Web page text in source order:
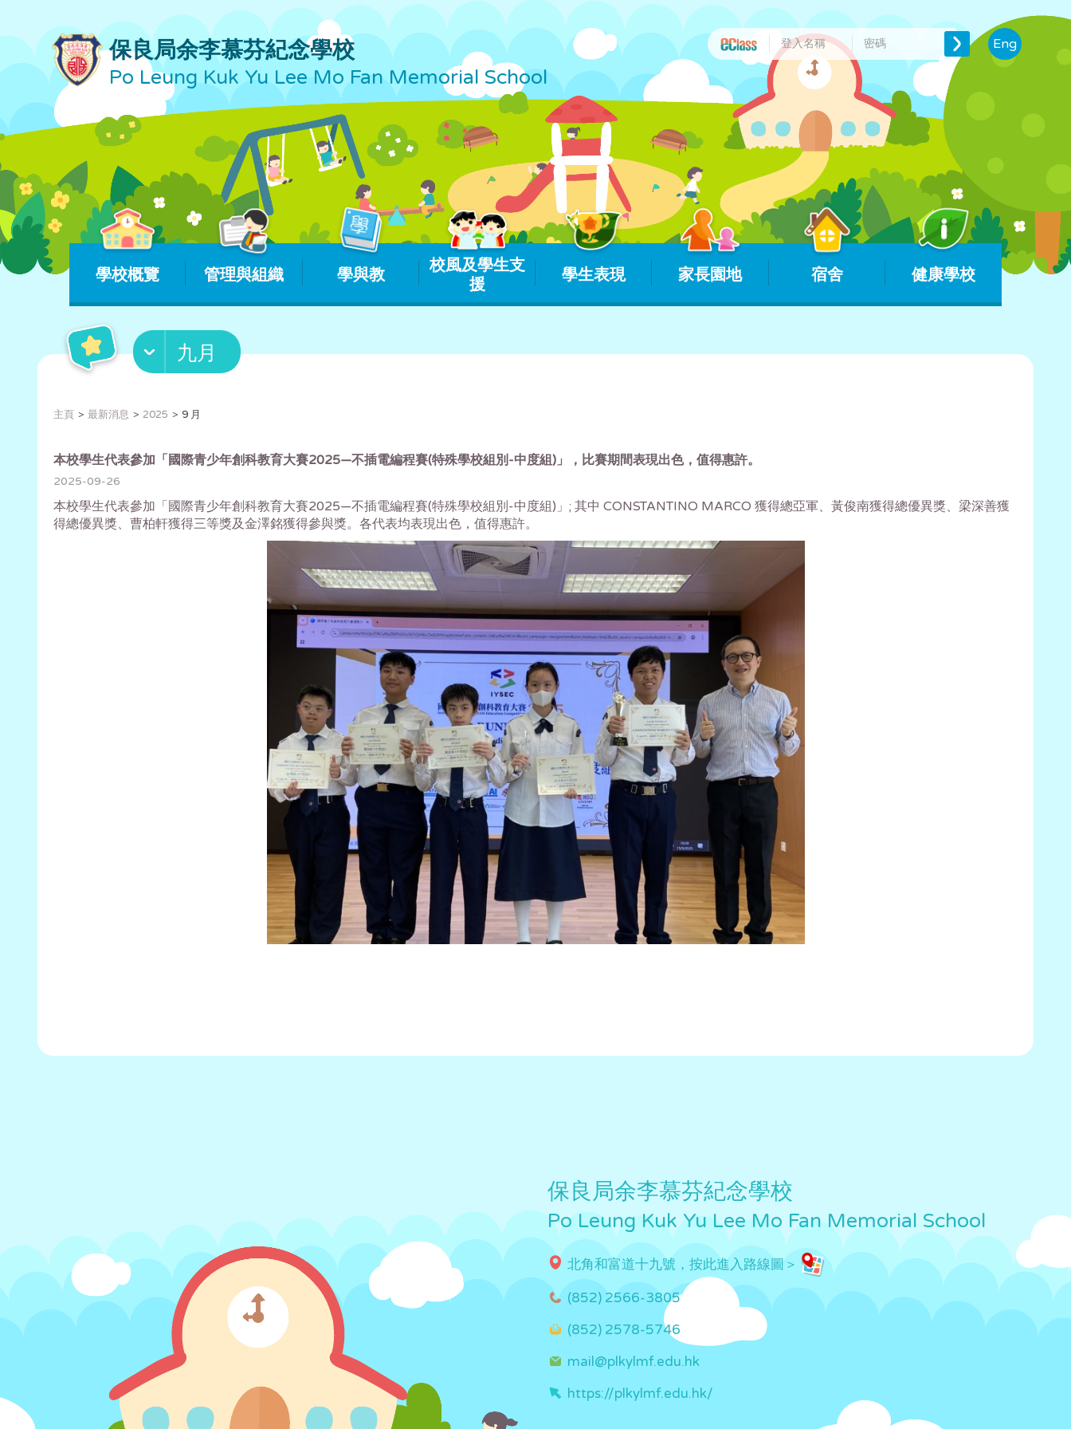
保良局余李慕芬紀念學校
Po Leung Kuk Yu Lee Mo Fan Memorial School
Eng
學校概覽 管理與組織 學與教
校風及學生支
援
學生表現 家長園地 宿舍 健康學校
九月
主頁 最新消息 2025 9 月
本校學生代表參加「國際青少年創科教育大賽2025—不插電編程賽(特殊學校組別-中度組)」，比賽期間表現出色，值得惠許。
2025-09-26
本校學生代表參加「國際青少年創科教育大賽2025—不插電編程賽(特殊學校組別-中度組)」; 其中 CONSTANTINO MARCO 獲得總亞軍、黃俊南獲得總優異獎、梁深善獲
得總優異獎、曹柏軒獲得三等獎及金澤銘獲得參與獎。各代表均表現出色，值得惠許。
保良局余李慕芬紀念學校
Po Leung Kuk Yu Lee Mo Fan Memorial School
北角和富道十九號，按此進入路線圖＞
(852) 2566-3805
(852) 2578-5746
mail@plkylmf.edu.hk
https://plkylmf.edu.hk/